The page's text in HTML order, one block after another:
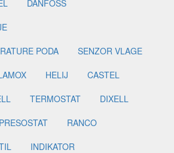
DANFOSS
PODA
SENZOR VLAGE
HELIJ
CASTEL
TERMOSTAT
DIXELL
PRESOSTAT
RANCO
INDIKATOR